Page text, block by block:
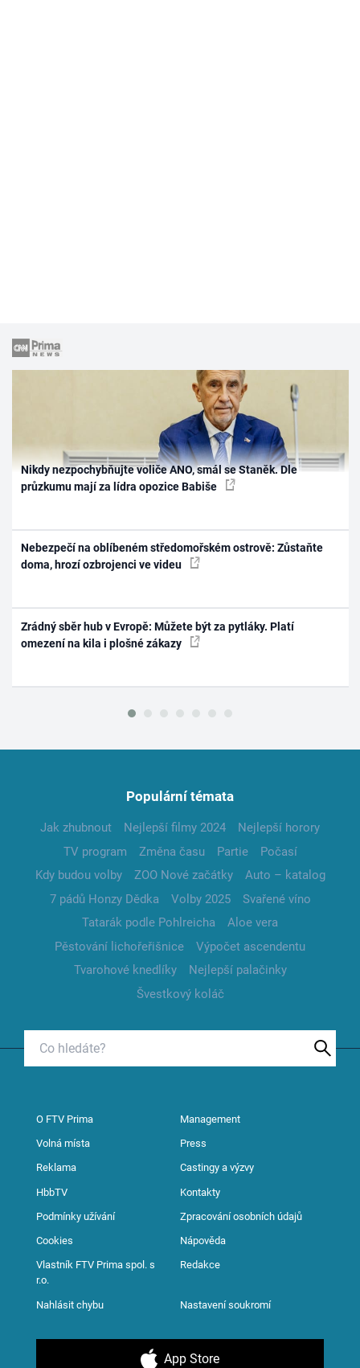
Nikdy nezpochybňujte voliče ANO, smál se Staněk. Dle
průzkumu mají za lídra opozice Babiše
Nebezpečí na oblíbeném středomořském ostrově: Zůstaňte
doma, hrozí ozbrojenci ve videu
Zrádný sběr hub v Evropě: Můžete být za pytláky. Platí
omezení na kila i plošné zákazy
Populární témata
Jak zhubnout Nejlepší filmy 2024
Nejlepší horory
TV program
Změna času Partie
Počasí
Kdy budou volby
ZOO Nové začátky
Auto – katalog
7 pádů Honzy Dědka
Volby 2025
Svařené víno
Tatarák podle Pohlreicha
Aloe vera
Pěstování lichořeřišnice
Výpočet ascendentu
Tvarohové knedlíky
Nejlepší palačinky
Švestkový koláč
O FTV Prima Management
Volná místa Press
Reklama Castingy a výzvy
HbbTV Kontakty
Podmínky užívání Zpracování osobních údajů
Cookies Nápověda
Vlastník FTV Prima spol. s
r.o.
Redakce
Nahlásit chybu Nastavení soukromí
App Store